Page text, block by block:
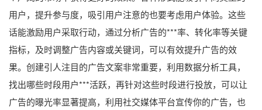
用户，提升参与度，吸引用户注意的也要考虑用户体验。这些
话能激励用户采取行动，通过分析广告的***率、转化率等关键
指标，及时调整广告内容或关键词，可以有效提升广告的效
果。创建引人注目的广告文案非常重要，利用数据分析工具，
找出哪些时段用户***活跃，再针对这些时段进行投放，可以让
广告的曝光率显著提高，利用社交媒体平台宣传你的广告，也